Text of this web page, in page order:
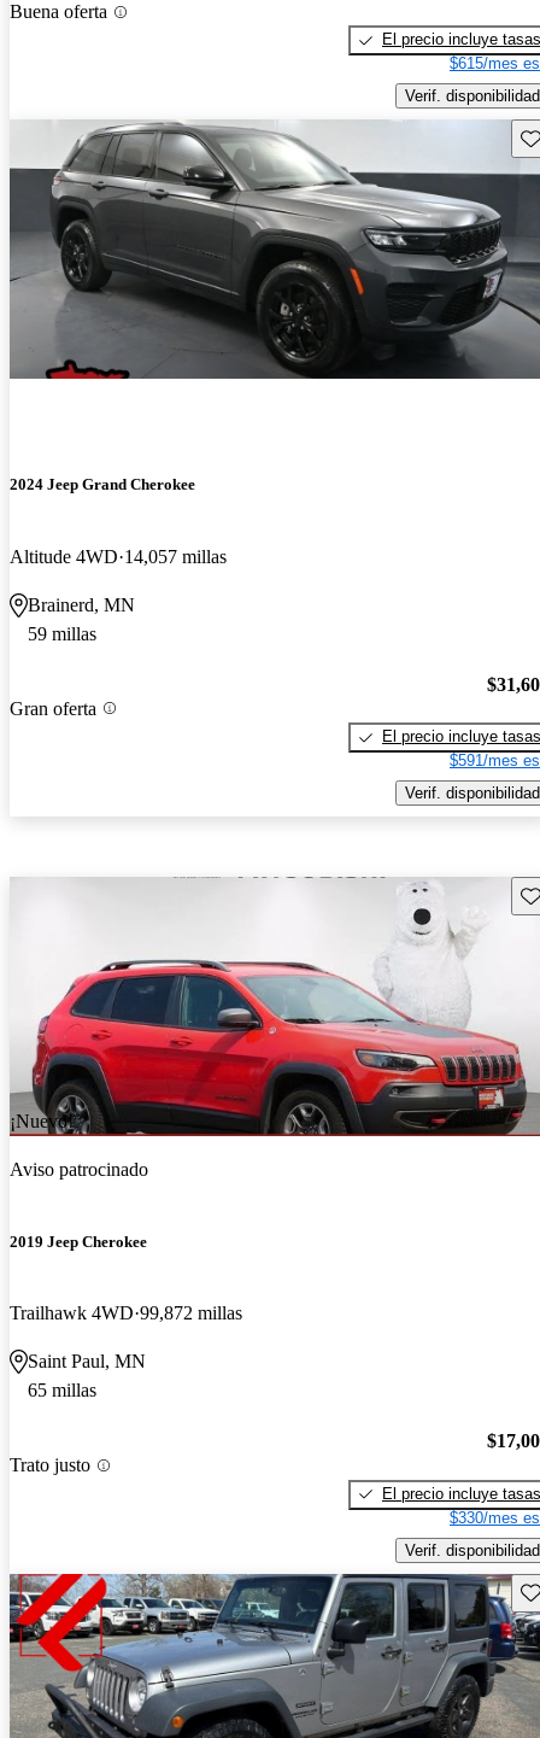
Buena oferta
El precio incluye tasas
$615/mes
Verif. disponibilidad
2024 Jeep Grand Cherokee
Altitude 4WD 14,057 millas
Brainerd, MN
59 millas
Gran oferta
El precio incluye tasas
$591/mes
Verif. disponibilidad
¡Nuevo!
Aviso patrocinado
2019 Jeep Cherokee
Trailhawk 4WD 99,872 millas
Saint Paul, MN
65 millas
Trato justo
El precio incluye tasas
$330/mes
Verif. disponibilidad